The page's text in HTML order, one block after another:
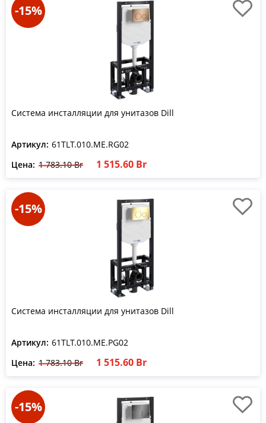
-15%
Система инсталляции для унитазов Dill
Артикул: 61TLT.010.ME.RG02
Цена: 1 783.10 Br 1 515.60 Br
-15%
Система инсталляции для унитазов Dill
Артикул: 61TLT.010.ME.PG02
Цена: 1 783.10 Br 1 515.60 Br
-15%